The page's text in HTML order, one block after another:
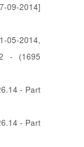
09-2014]
05-2014,
- (1695
- Part
- Part